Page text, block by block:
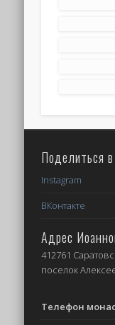
Поделиться
Instagram
ВКонтакте
Адрес
412761
поселок
Телефон